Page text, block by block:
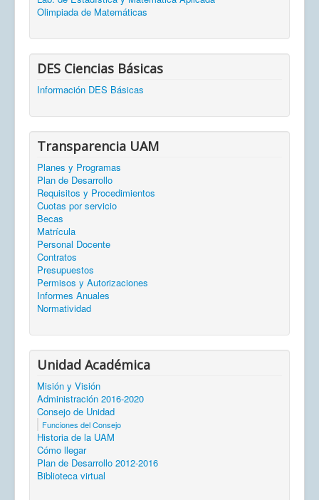
Olimpiada de Matemáticas
DES Ciencias Básicas
Información DES Básicas
Transparencia UAM
Planes y Programas
Plan de Desarrollo
Requisitos y Procedimientos
Cuotas por servicio
Becas
Matrícula
Personal Docente
Contratos
Presupuestos
Permisos y Autorizaciones
Informes Anuales
Normatividad
Unidad Académica
Misión y Visión
Administración 2016-2020
Consejo de Unidad
Funciones del Consejo
Historia de la UAM
Cómo llegar
Plan de Desarrollo 2012-2016
Biblioteca virtual